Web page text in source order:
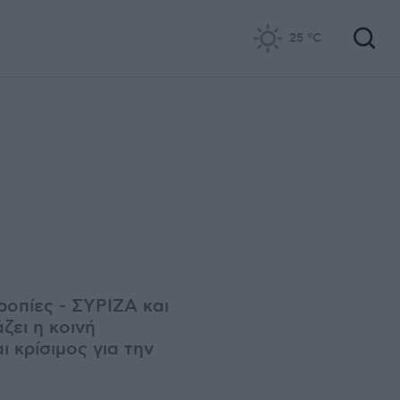
25 °C
- ΣΥΡΙΖΑ και
η κοινή
κρίσιμος για την